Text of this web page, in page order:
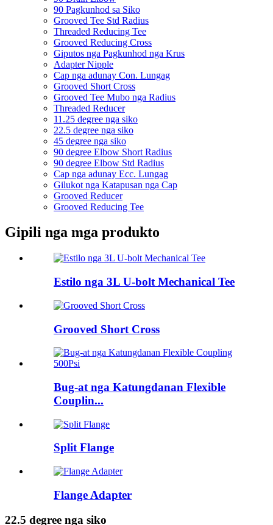
90 Pagkunhod sa Siko
Grooved Tee Std Radius
Threaded Reducing Tee
Grooved Reducing Cross
Giputos nga Pagkunhod nga Krus
Adapter Nipple
Cap nga adunay Con. Lungag
Grooved Short Cross
Grooved Tee Mubo nga Radius
Threaded Reducer
11.25 degree nga siko
22.5 degree nga siko
45 degree nga siko
90 degree Elbow Short Radius
90 degree Elbow Std Radius
Cap nga adunay Ecc. Lungag
Gilukot nga Katapusan nga Cap
Grooved Reducer
Grooved Reducing Tee
Gipili nga mga produkto
Estilo nga 3L U-bolt Mechanical Tee
Grooved Short Cross
Bug-at nga Katungdanan Flexible
Couplin...
Split Flange
Flange Adapter
22.5 degree nga siko